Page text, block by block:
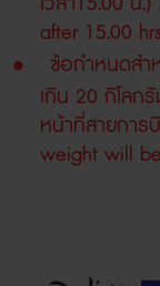
after 15.00
•
ข้อกำหนดสำ
เกิน 20 กิโลก
หน้าที่สายกา
weight will